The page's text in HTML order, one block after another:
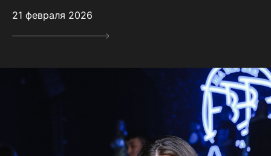
21 февраля 2026